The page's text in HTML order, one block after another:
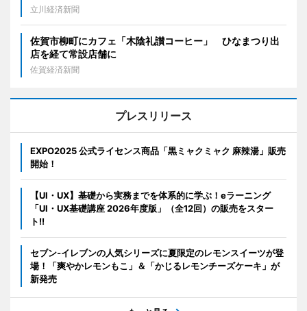
立川経済新聞
佐賀市柳町にカフェ「木陰礼讃コーヒー」 ひなまつり出
店を経て常設店舗に
佐賀経済新聞
プレスリリース
EXPO2025 公式ライセンス商品「黒ミャクミャク 麻辣湯」販売
開始！
【UI・UX】基礎から実務までを体系的に学ぶ！eラーニング
「UI・UX基礎講座 2026年度版」（全12回）の販売をスター
ト!!
セブン‐イレブンの人気シリーズに夏限定のレモンスイーツが登
場！「爽やかレモンもこ」＆「かじるレモンチーズケーキ」が
新発売